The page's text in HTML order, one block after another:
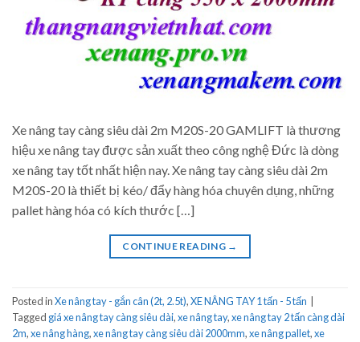
Xe nâng tay càng siêu dài 2m M20S-20 GAMLIFT là thương
hiệu xe nâng tay được sản xuất theo công nghệ Đức là dòng
xe nâng tay tốt nhất hiện nay. Xe nâng tay càng siêu dài 2m
M20S-20 là thiết bị kéo/ đẩy hàng hóa chuyên dụng, những
pallet hàng hóa có kích thước […]
CONTINUE READING →
Posted inXe nâng tay - gắn cân (2t, 2.5t),XE NÂNG TAY 1 tấn - 5 tấn
Tagged giá xe nâng tay càng siêu dài,xe nâng tay,xe nâng tay 2 tấn càng dài
2m,xe nâng hàng,xe nâng tay càng siêu dài 2000mm,xe nâng pallet,xe